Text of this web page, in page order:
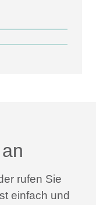
rufen Sie
einfach und